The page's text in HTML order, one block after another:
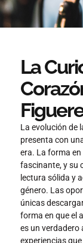
La
La evolución de
presenta con
era. La forma
fascinante, y su
lectura sólida y
género. Las
únicas
forma en que el
es un verdadero
experiencias